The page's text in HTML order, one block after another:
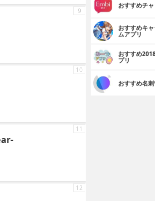
9
10
11
12
おすすめチ
おすすめキ
ムアプリ
おすすめ
プリ
おすすめ名